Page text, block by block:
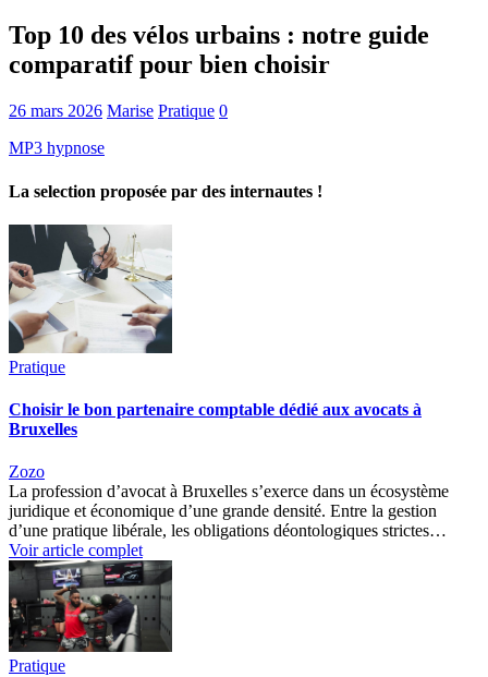
Top 10 des vélos urbains : notre guide
comparatif pour bien choisir
26 mars 2026 Marise Pratique 0
MP3 hypnose
La selection proposée par des internautes !
Pratique
Choisir le bon partenaire comptable dédié aux avocats à
Bruxelles
Zozo
La profession d’avocat à Bruxelles s’exerce dans un écosystème
juridique et économique d’une grande densité. Entre la gestion
d’une pratique libérale, les obligations déontologiques strictes…
Voir article complet
Pratique